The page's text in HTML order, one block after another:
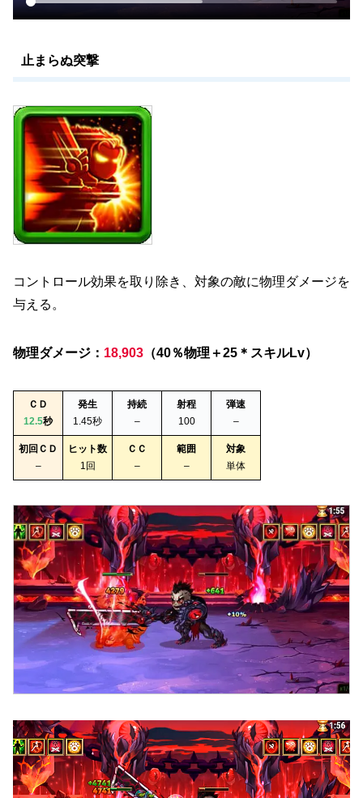
止まらぬ突撃
コントロール効果を取り除き、対象の敵に物理ダメージを
与える。
物理ダメージ： 18,903 （40％物理＋25＊スキルLv）
ＣＤ
12.5秒
発生
1.45秒
持続
–
射程
100
弾速
–
初回ＣＤ
–
ヒット数
1回
ＣＣ
–
範囲
–
対象
単体